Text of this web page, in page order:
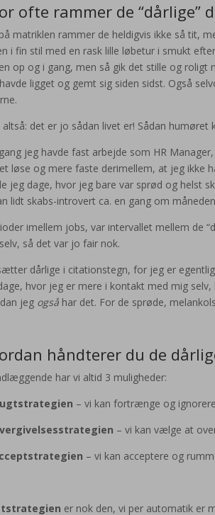
ofte rammer de “dårlige”
matriklen rammer de heldigvis ikke så tit,
i fin stil med en rask lille løbetur i smukt
op og i gang, men så gik det stille og
ligget og gemt sig siden sidst. Også
altså: det er jo sådan livet er! Sådan
jeg havde fast arbejde som HR
løse og mere faste derimellem, at jeg ikke
jeg dage, hvor jeg bare var sprød og helst
lidt skabs-introvert ca. en gang om
imellem jobs, var intervallet mellem de
så det var jo fair nok.
dårlige i citationstegn, for jeg er
hvor jeg er mere i kontakt med mig
jeg også har det. For de sprøde,
håndterer du de
har vi altid 3 muligheder:
– vi kan fortrænge og ignorere
– vi kan vælge at
– vi kan acceptere og
er nok den, vi per automatik er